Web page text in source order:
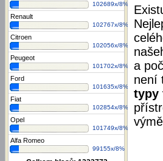
102689x/8%
Renault
102767x/8%
Citroen
102056x/8%
Peugeot
101702x/8%
Ford
101635x/8%
Fiat
102854x/8%
Opel
101749x/8%
Alfa Romeo
99155x/8%
a
není
typy